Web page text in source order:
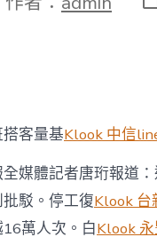
表
客量基Klook 中信
全媒體記者唐珩報道
駁。停工復Klook 台
萬人次。白Klook